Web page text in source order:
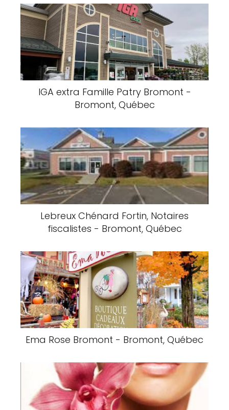
IGA extra Famille Patry Bromont -
Bromont, Québec
Lebreux Chénard Fortin, Notaires
fiscalistes - Bromont, Québec
Ema Rose Bromont - Bromont, Québec